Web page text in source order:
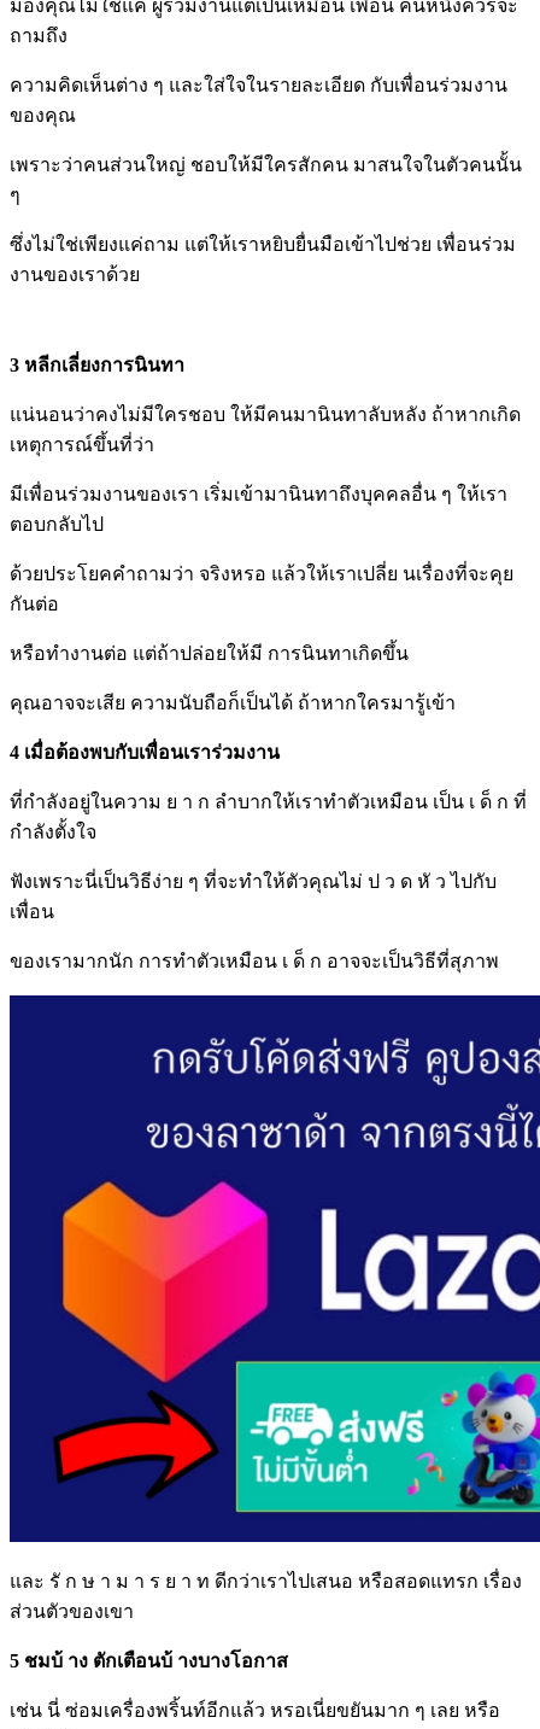
มองคุณไม่ใช่แค่ ผู้ร่วมงานแต่เป็นเหมือน เพื่อน คนหนึ่งควรจะ
ถามถึง
ความคิดเห็นต่าง ๆ และใส่ใจในรายละเอียด กับเพื่อนร่วมงาน
ของคุณ
เพราะว่าคนส่วนใหญ่ ชอบให้มีใครสักคน มาสนใจในตัวคนนั้น
ๆ
ซึ่งไม่ใช่เพียงแค่ถาม แต่ให้เราหยิบยื่นมือเข้าไปช่วย เพื่อนร่วม
งานของเราด้วย
3 หลีกเลี่ยงการนินทา
แน่นอนว่าคงไม่มีใครชอบ ให้มีคนมานินทาลับหลัง ถ้าหากเกิด
เหตุการณ์ขึ้นที่ว่า
มีเพื่อนร่วมงานของเรา เริ่มเข้ามานินทาถึงบุคคลอื่น ๆ ให้เรา
ตอบกลับไป
ด้วยประโยคคำถามว่า จริงหรอ แล้วให้เราเปลี่ย นเรื่องที่จะคุย
กันต่อ
หรือทำงานต่อ แต่ถ้าปล่อยให้มี การนินทาเกิดขึ้น
คุณอาจจะเสีย ความนับถือก็เป็นได้ ถ้าหากใครมารู้เข้า
4 เมื่อต้องพบกับเพื่อนเราร่วมงาน
ที่กำลังอยู่ในความ ย า ก ลำบากให้เราทำตัวเหมือน เป็น เ ด็ ก ที่
กำลังตั้งใจ
ฟังเพราะนี่เป็นวิธีง่าย ๆ ที่จะทำให้ตัวคุณไม่ ป ว ด หั ว ไปกับ
เพื่อน
ของเรามากนัก การทำตัวเหมือน เ ด็ ก อาจจะเป็นวิธีที่สุภาพ
และ รั ก ษ า ม า ร ย า ท ดีกว่าเราไปเสนอ หรือสอดแทรก เรื่อง
ส่วนตัวของเขา
5 ชมบ้ าง ตักเตือนบ้ างบางโอกาส
เช่น นี่ ซ่อมเครื่องพริ้นท์อีกแล้ว หรอเนี่ยขยันมาก ๆ เลย หรือ